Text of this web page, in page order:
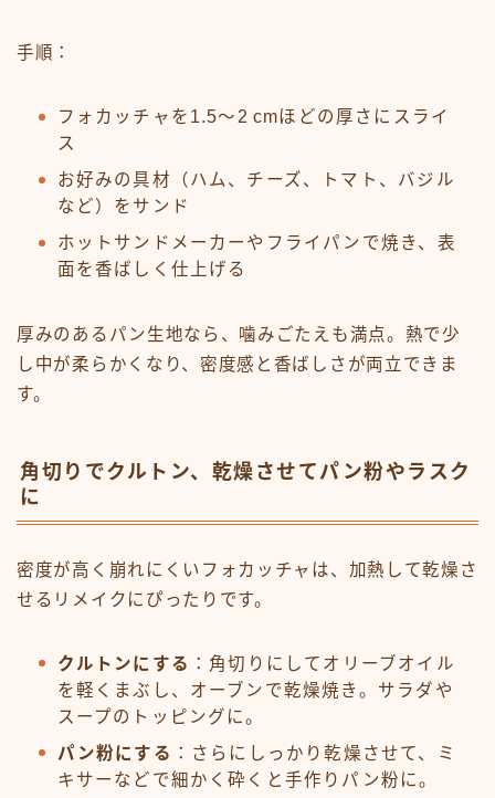
手順：
フォカッチャを1.5〜2 cmほどの厚さにスライ
ス
お好みの具材（ハム、チーズ、トマト、バジル
など）をサンド
ホットサンドメーカーやフライパンで焼き、表
面を香ばしく仕上げる
厚みのあるパン生地なら、噛みごたえも満点。熱で少
し中が柔らかくなり、密度感と香ばしさが両立できま
す。
角切りでクルトン、乾燥させてパン粉やラスク
に
密度が高く崩れにくいフォカッチャは、加熱して乾燥さ
せるリメイクにぴったりです。
クルトンにする ：角切りにしてオリーブオイル
を軽くまぶし、オーブンで乾燥焼き。サラダや
スープのトッピングに。
パン粉にする ：さらにしっかり乾燥させて、ミ
キサーなどで細かく砕くと手作りパン粉に。